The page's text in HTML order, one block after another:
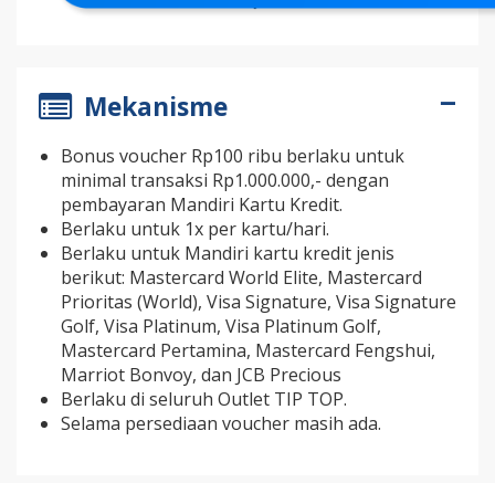
Mekanisme
Bonus voucher Rp100 ribu berlaku untuk
minimal transaksi Rp1.000.000,- dengan
pembayaran Mandiri Kartu Kredit.
Berlaku untuk 1x per kartu/hari.
Berlaku untuk Mandiri kartu kredit jenis
berikut: Mastercard World Elite, Mastercard
Prioritas (World), Visa Signature, Visa Signature
Golf, Visa Platinum, Visa Platinum Golf,
Mastercard Pertamina, Mastercard Fengshui,
Marriot Bonvoy, dan JCB Precious
Berlaku di seluruh Outlet TIP TOP.
Selama persediaan voucher masih ada.